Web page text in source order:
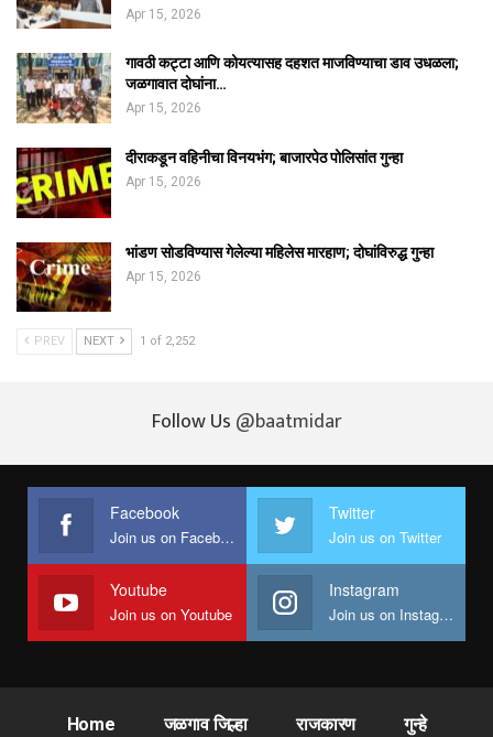
Apr 15, 2026
गावठी कट्टा आणि कोयत्यासह दहशत माजविण्याचा डाव उधळला;
जळगावात दोघांना…
Apr 15, 2026
दीराकडून वहिनीचा विनयभंग; बाजारपेठ पोलिसांत गुन्हा
Apr 15, 2026
भांडण सोडविण्यास गेलेल्या महिलेस मारहाण; दोघांविरुद्ध गुन्हा
Apr 15, 2026
PREV NEXT 1 of 2,252
Follow Us @baatmidar
Facebook
Join us on Facebook
Twitter
Join us on Twitter
Youtube
Join us on Youtube
Instagram
Join us on Instagram
Home जळगाव जिल्हा राजकारण गुन्हे